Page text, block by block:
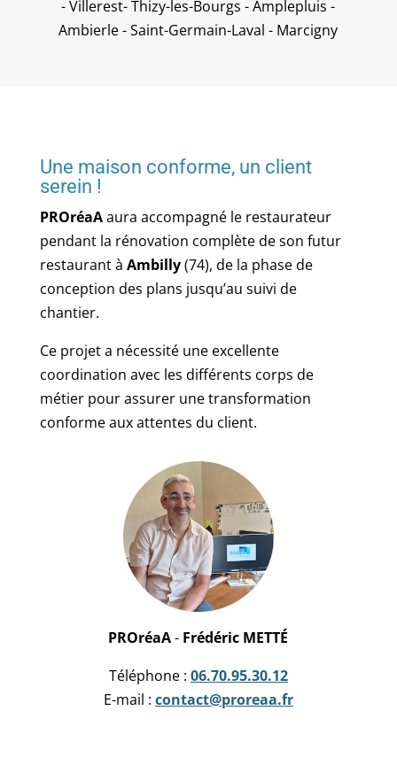
- Villerest- Thizy-les-Bourgs - Amplepluis -
Ambierle - Saint-Germain-Laval - Marcigny
Une maison conforme, un client
serein !
PROréaAaura accompagné le restaurateur
pendant la rénovation complète de son futur
restaurant à Ambilly(74), de la phase de
conception des plans jusqu’au suivi de
chantier.
Ce projet a nécessité une excellente
coordination avec les différents corps de
métier pour assurer une transformation
conforme aux attentes du client.
PROréaA- Frédéric METTÉ
Téléphone : 06.70.95.30.12
E-mail : contact@proreaa.fr